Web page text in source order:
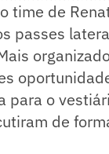
time de
passes
para o
de